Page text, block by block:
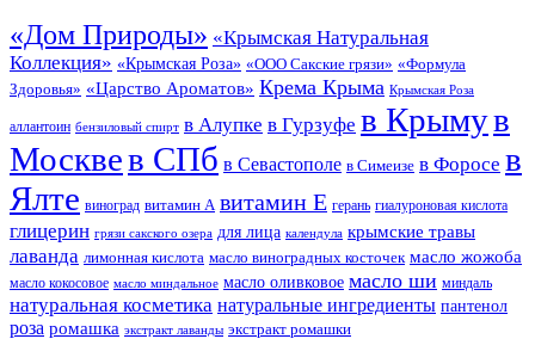
«Дом Природы» «Крымская Натуральная
Коллекция» «Крымская Роза» «ООО Сакские грязи» «Формула
Здоровья» «Царство Ароматов» Крема Крыма Крымская Роза
аллантоин бензиловый спирт в Алупке в Гурзуфе в Крымув
Москвев СПб в Севастополе в Симеизе в Форосе в
Ялте виноград витамин А витамин Е герань гиалуроновая кислота
глицерин грязи сакского озера для лица календула крымские травы
лаванда лимонная кислота масло виноградных косточек масло жожоба
масло кокосовое масло миндальное масло оливковое масло ши миндаль
натуральная косметика натуральные ингредиенты пантенол
роза ромашка экстракт лаванды экстракт ромашки